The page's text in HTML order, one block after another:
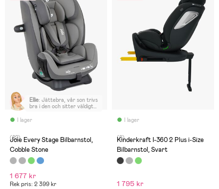
I lager
Ellie: Jättebra, vår son trivs
bra i den och sitter väldigt
(82)
Joie Every Stage Bilbarnstol,
Cobble Stone
1 677 kr
Rek pris: 2 399 kr
I lager
(8)
Kinderkraft I-360 2 Plus i-Size
Bilbarnstol, Svart
1 795 kr